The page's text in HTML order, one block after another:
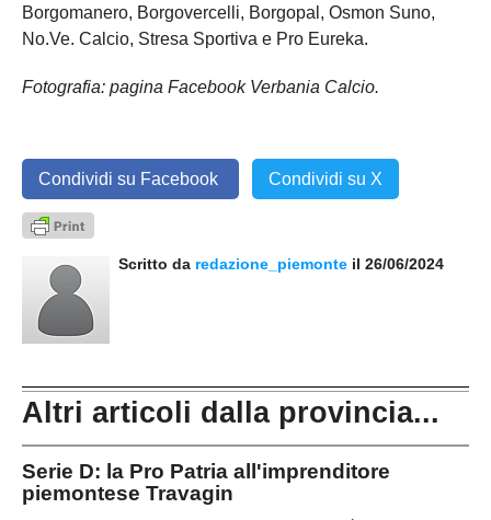
Borgomanero, Borgovercelli, Borgopal, Osmon Suno,
No.Ve. Calcio, Stresa Sportiva e Pro Eureka.
Fotografia: pagina Facebook Verbania Calcio.
Condividi su Facebook Condividi su X
Scritto da redazione_piemonte il 26/06/2024
Altri articoli dalla provincia...
Serie D: la Pro Patria all'imprenditore
piemontese Travagin